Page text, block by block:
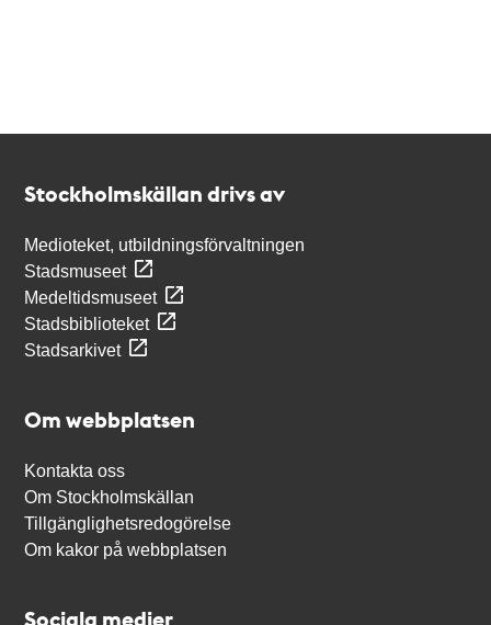
Stockholmskällan drivs av
Medioteket, utbildningsförvaltningen
Stadsmuseet
Medeltidsmuseet
Stadsbiblioteket
Stadsarkivet
Om webbplatsen
Kontakta oss
Om Stockholmskällan
Tillgänglighetsredogörelse
Om kakor på webbplatsen
Sociala medier